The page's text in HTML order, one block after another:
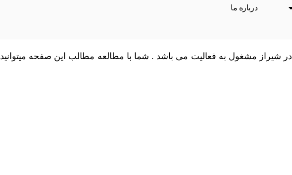
درباره ما
آزمایشگاه آریانا به عنوان یکی از بهترین مراکز درمانی طرف قرار داد با بیمه های نیروهای مسلح و Sos در شیراز مشغول به فعالیت می باشد . شما با مطالعه مطالب این صفحه میتوانید